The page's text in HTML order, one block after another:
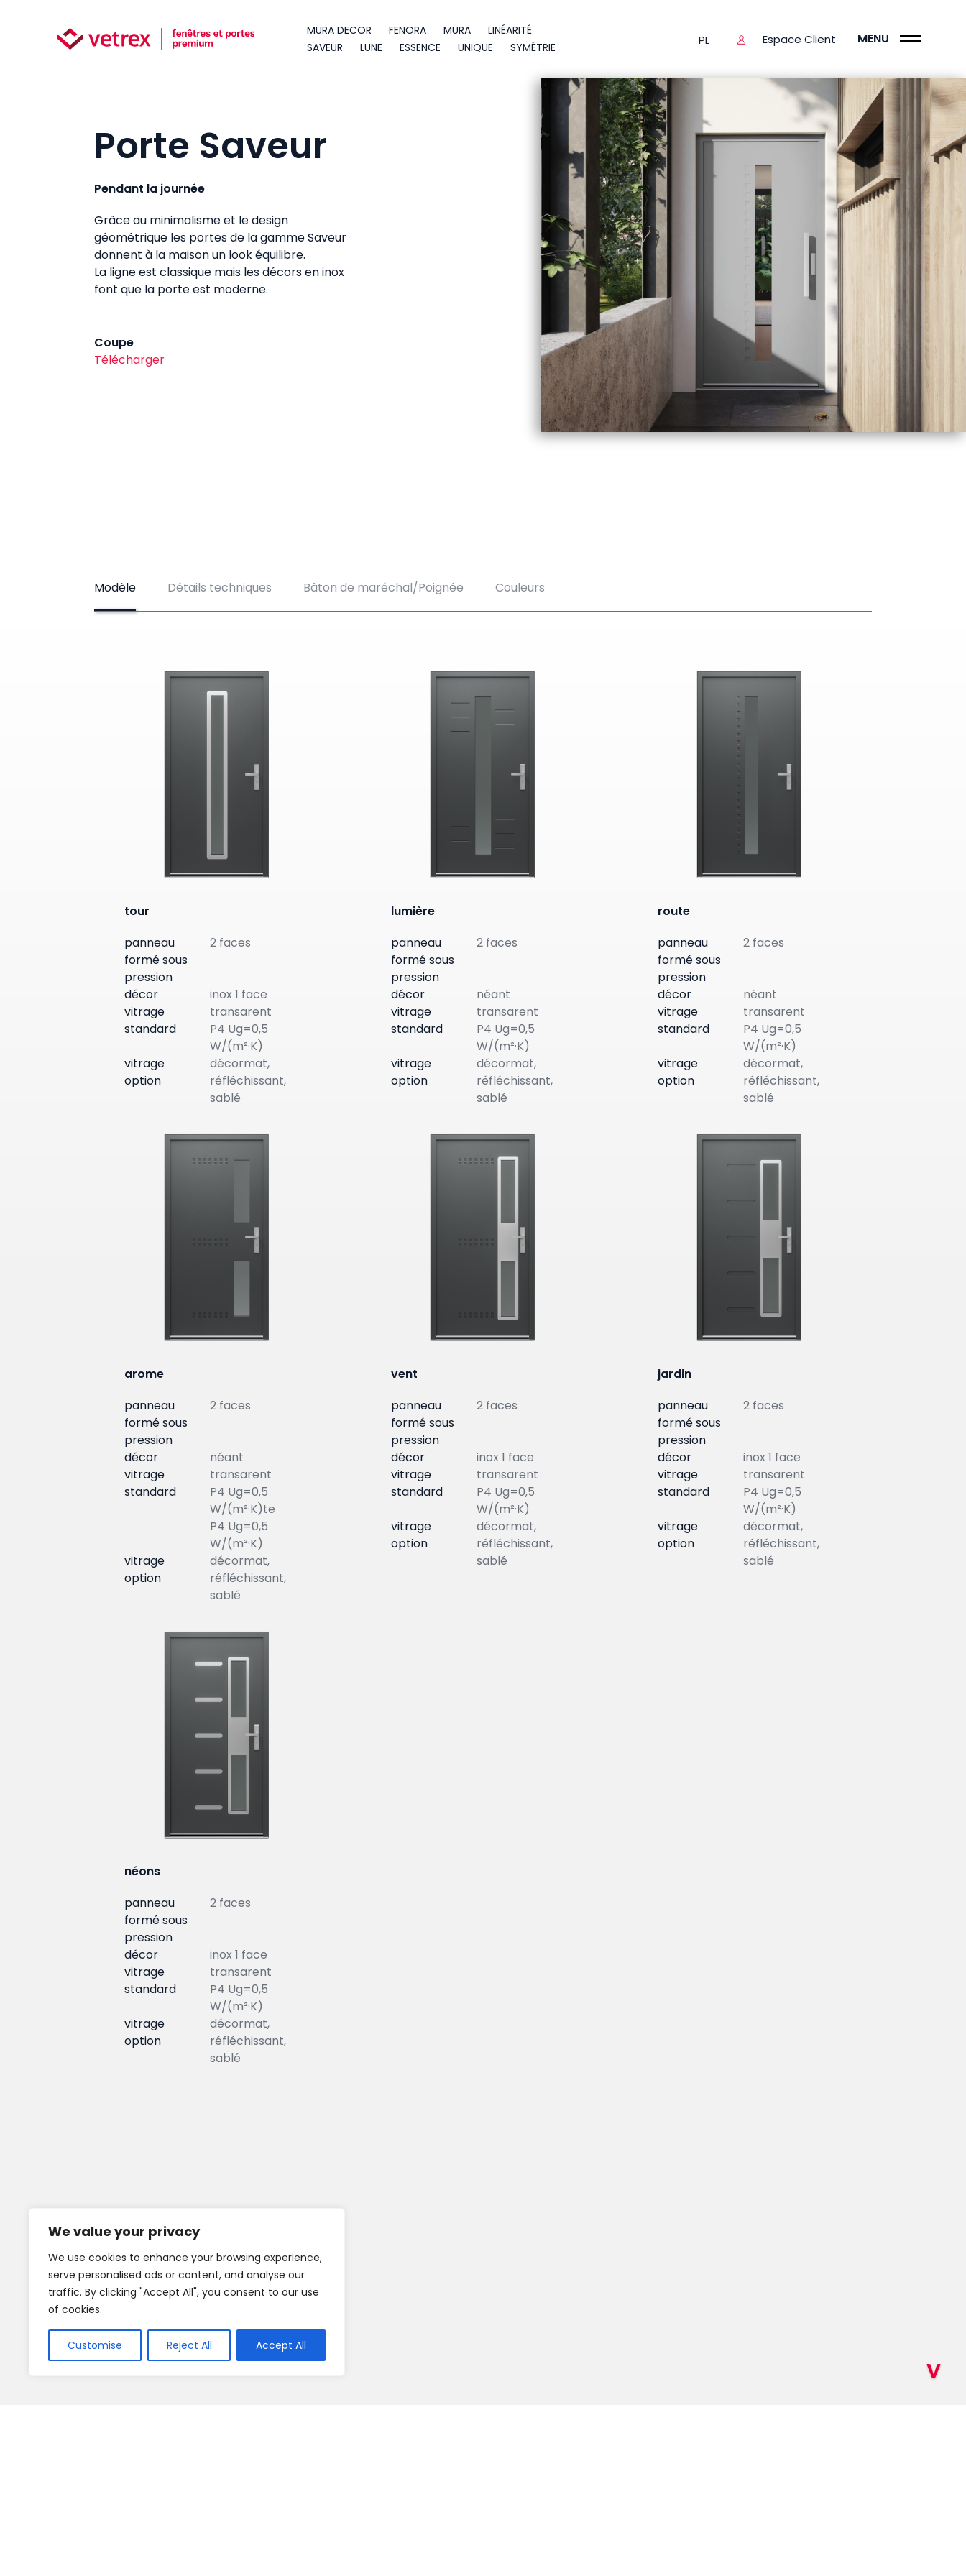
We value your privacy
We use cookies to enhance your browsing experience,
serve personalised ads or content, and analyse our
traffic. By clicking "Accept All", you consent to our use
of cookies.
Customise Reject All Accept All
MURA DECOR FENORA MURA
LINÉARITÉ
SAVEUR
LUNE ESSENCE UNIQUE SYMÉTRIE
PL Espace Client MENU
Porte Saveur
Pendant la journée
Grâce au minimalisme et le design
géométrique les portes de la gamme Saveur
donnent à la maison un look équilibre.
La ligne est classique mais les décors en inox
font que la porte est moderne.
Coupe
Télécharger
Modèle Détails techniques Bâton de maréchal/Poignée Couleurs
tour
panneau
formé sous
pression
2 faces
décor
inox 1 face
vitrage
standard
transarent
P4 Ug=0,5
W/(m²·K)
vitrage
option
décormat,
réfléchissant,
sablé
lumière
panneau
formé sous
pression
2 faces
décor
néant
vitrage
standard
transarent
P4 Ug=0,5
W/(m²·K)
vitrage
option
décormat,
réfléchissant,
sablé
route
panneau
formé sous
pression
2 faces
décor
néant
vitrage
standard
transarent
P4 Ug=0,5
W/(m²·K)
vitrage
option
décormat,
réfléchissant,
sablé
arome
panneau
formé sous
pression
2 faces
décor
néant
vitrage
standard
transarent
P4 Ug=0,5
W/(m²·K)te
P4 Ug=0,5
W/(m²·K)
vitrage
option
décormat,
réfléchissant,
sablé
vent
panneau
formé sous
pression
2 faces
décor
inox 1 face
vitrage
standard
transarent
P4 Ug=0,5
W/(m²·K)
vitrage
option
décormat,
réfléchissant,
sablé
jardin
panneau
formé sous
pression
2 faces
décor
inox 1 face
vitrage
standard
transarent
P4 Ug=0,5
W/(m²·K)
vitrage
option
décormat,
réfléchissant,
sablé
néons
panneau
formé sous
pression
2 faces
décor
inox 1 face
vitrage
standard
transarent
P4 Ug=0,5
W/(m²·K)
vitrage
option
décormat,
réfléchissant,
sablé